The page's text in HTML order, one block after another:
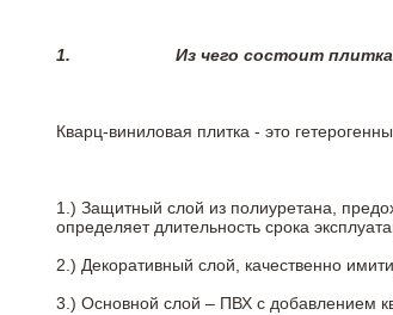
1. Из чего состоит
Кварц-виниловая плитка - это
1.) Защитный слой из полиуретана,
определяет длительность срока
2.) Декоративный слой, качественно
3.) Основной слой – ПВХ с добавлением